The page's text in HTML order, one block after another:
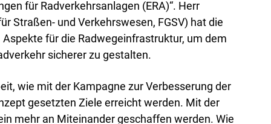
für Radverkehrsanlagen (ERA)“. Herr
Straßen- und Verkehrswesen, FGSV) hat die
für die Radwegeinfrastruktur, um dem
sicherer zu gestalten.
wie mit der Kampagne zur Verbesserung der
gesetzten Ziele erreicht werden. Mit der
mehr an Miteinander geschaffen werden. Wie